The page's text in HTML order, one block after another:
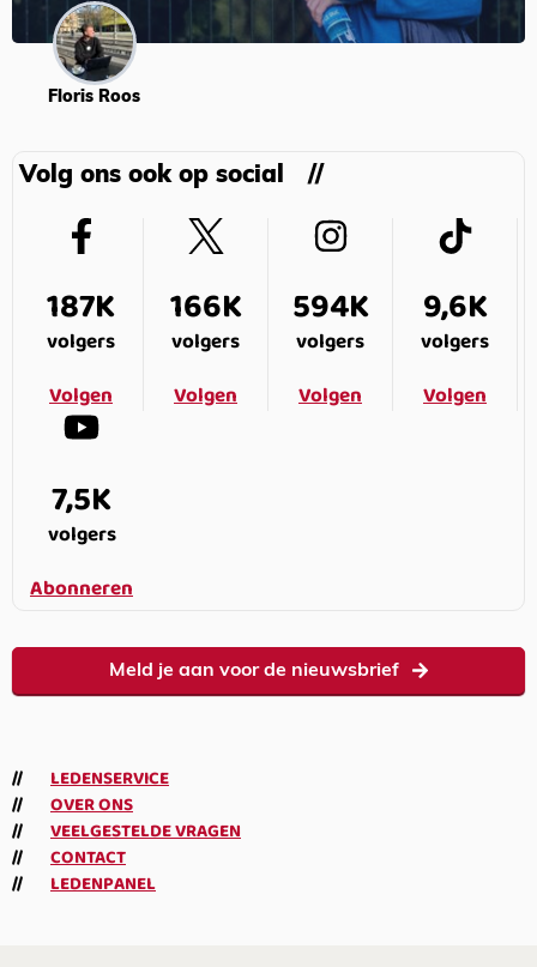
Floris Roos
Volg ons ook op social
187K
volgers
Volgen
166K
volgers
Volgen
594K
volgers
Volgen
9,6K
volgers
Volgen
7,5K
volgers
Abonneren
Meld je aan voor de nieuwsbrief
LEDENSERVICE
OVER ONS
VEELGESTELDE VRAGEN
CONTACT
LEDENPANEL